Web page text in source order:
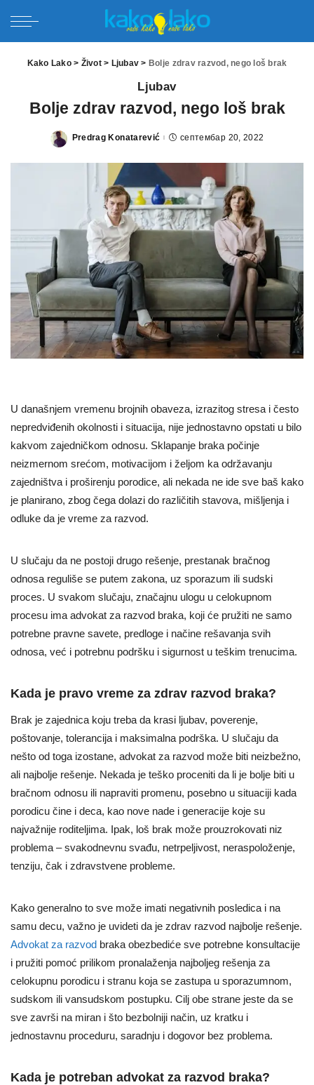
Kako Lako> Život> Ljubav > Bolje zdrav razvod, nego loš brak
Ljubav
Bolje zdrav razvod, nego loš brak
Posted
Predrag Konatarević септембар 20, 2022
U današnjem vremenu brojnih obaveza, izrazitog stresa i često
nepredviđenih okolnosti i situacija, nije jednostavno opstati u bilo
kakvom zajedničkom odnosu. Sklapanje braka počinje
neizmernom srećom, motivacijom i željom ka održavanju
zajedništva i proširenju porodice, ali nekada ne ide sve baš kako
je planirano, zbog čega dolazi do različitih stavova, mišljenja i
odluke da je vreme za razvod.
U slučaju da ne postoji drugo rešenje, prestanak bračnog
odnosa reguliše se putem zakona, uz sporazum ili sudski
proces. U svakom slučaju, značajnu ulogu u celokupnom
procesu ima advokat za razvod braka, koji će pružiti ne samo
potrebne pravne savete, predloge i načine rešavanja svih
odnosa, već i potrebnu podršku i sigurnost u teškim trenucima.
Kada je pravo vreme za zdrav razvod braka?
Brak je zajednica koju treba da krasi ljubav, poverenje,
poštovanje, tolerancija i maksimalna podrška. U slučaju da
nešto od toga izostane, advokat za razvod može biti neizbežno,
ali najbolje rešenje. Nekada je teško proceniti da li je bolje biti u
bračnom odnosu ili napraviti promenu, posebno u situaciji kada
porodicu čine i deca, kao nove nade i generacije koje su
najvažnije roditeljima. Ipak, loš brak može prouzrokovati niz
problema – svakodnevnu svađu, netrpeljivost, neraspoloženje,
tenziju, čak i zdravstvene probleme.
Kako generalno to sve može imati negativnih posledica i na
samu decu, važno je uvideti da je zdrav razvod najbolje rešenje.
Advokat za razvod braka obezbediće sve potrebne konsultacije
i pružiti pomoć prilikom pronalaženja najboljeg rešenja za
celokupnu porodicu i stranu koja se zastupa u sporazumnom,
sudskom ili vansudskom postupku. Cilj obe strane jeste da se
sve završi na miran i što bezbolniji način, uz kratku i
jednostavnu proceduru, saradnju i dogovor bez problema.
Kada je potreban advokat za razvod braka?